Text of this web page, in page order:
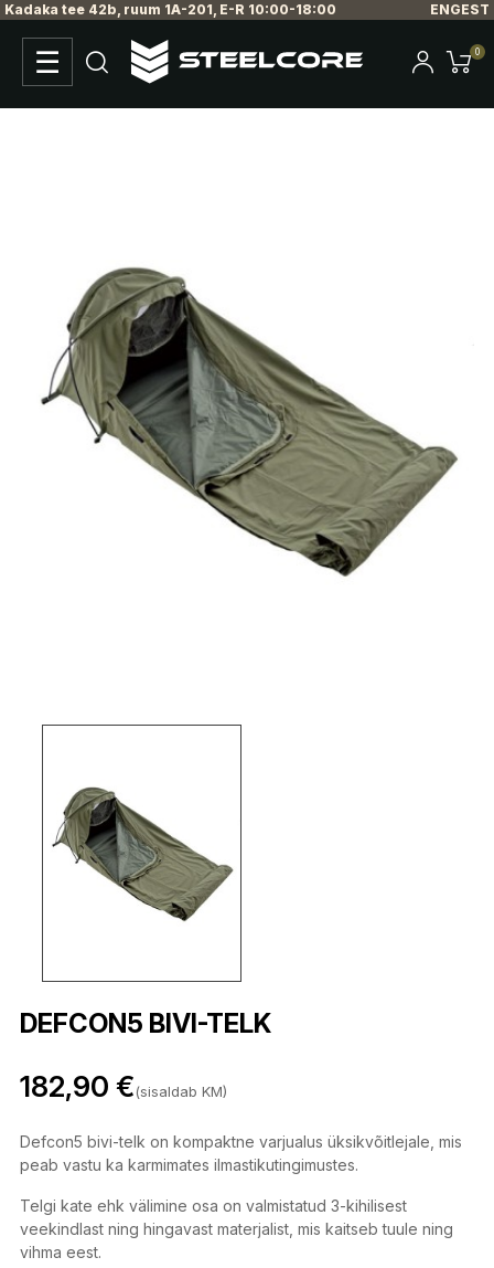
Kadaka tee 42b, ruum 1A-201, E-R 10:00-18:00 ENGEST
Toggle
navigation
☰ 0
DEFCON5 BIVI-TELK
182,90 €(sisaldab KM)
Defcon5 bivi-telk on kompaktne varjualus üksikvõitlejale, mis
peab vastu ka karmimates ilmastikutingimustes.
Telgi kate ehk välimine osa on valmistatud 3-kihilisest
veekindlast ning hingavast materjalist, mis kaitseb tuule ning
vihma eest.